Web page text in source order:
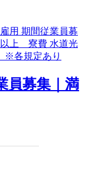
員募集｜満